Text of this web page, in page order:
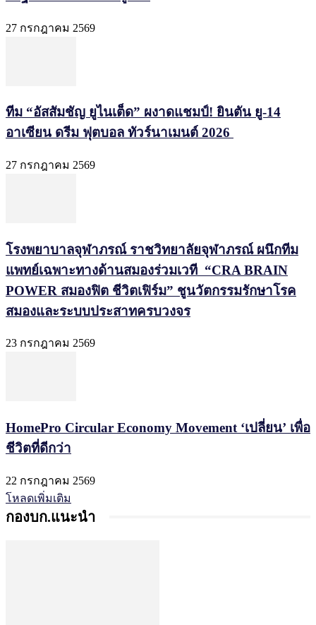
27 กรกฎาคม 2569
ทีม “อัสสัมชัญ ยูไนเต็ด” ผงาดแชมป์! ยินตัน ยู-14
อาเซียน ดรีม ฟุตบอล ทัวร์นาเมนต์ 2026
27 กรกฎาคม 2569
โรงพยาบาลจุฬาภรณ์ ราชวิทยาลัยจุฬาภรณ์ ผนึกทีม
แพทย์เฉพาะทางด้านสมองร่วมเวที “CRA BRAIN
POWER สมองฟิต ชีวิตเฟิร์ม” ชูนวัตกรรมรักษาโรค
สมองและระบบประสาทครบวงจร
23 กรกฎาคม 2569
HomePro Circular Economy Movement ‘เปลี่ยน’ เพื่อ
ชีวิตที่ดีกว่า
22 กรกฎาคม 2569
โหลดเพิ่มเติม
กองบก.แนะนำ